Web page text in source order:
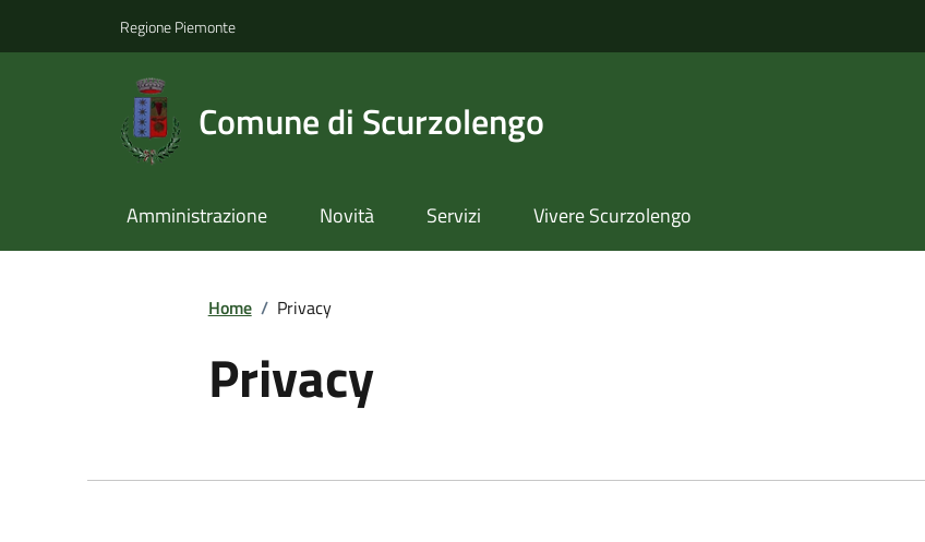
Regione Piemonte
Comune di Scurzolengo
Amministrazione Novità Servizi Vivere Scurzolengo
Home / Privacy
Privacy